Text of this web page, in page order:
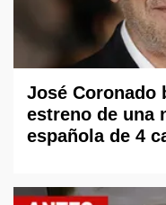
José Coronado
estreno de una
española de 4